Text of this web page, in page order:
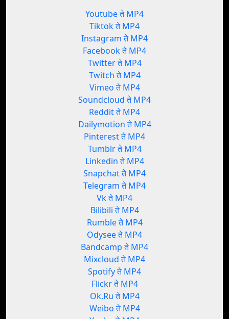
Youtube ते MP4
Tiktok ते MP4
Instagram ते MP4
Facebook ते MP4
Twitter ते MP4
Twitch ते MP4
Vimeo ते MP4
Soundcloud ते MP4
Reddit ते MP4
Dailymotion ते MP4
Pinterest ते MP4
Tumblr ते MP4
Linkedin ते MP4
Snapchat ते MP4
Telegram ते MP4
Vk ते MP4
Bilibili ते MP4
Rumble ते MP4
Odysee ते MP4
Bandcamp ते MP4
Mixcloud ते MP4
Spotify ते MP4
Flickr ते MP4
Ok.Ru ते MP4
Weibo ते MP4